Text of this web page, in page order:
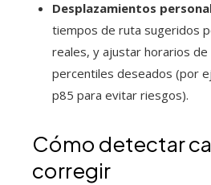
Desplazamientos
tiempos de ruta sugeridos
reales, y ajustar horarios de
percentiles deseados (por
p85 para evitar riesgos).
Cómo detectar
corregir